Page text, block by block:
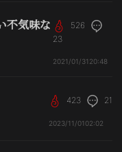
不気味な
526
23
2021/01/31 20:48
423 21
2023/11/01 02:02